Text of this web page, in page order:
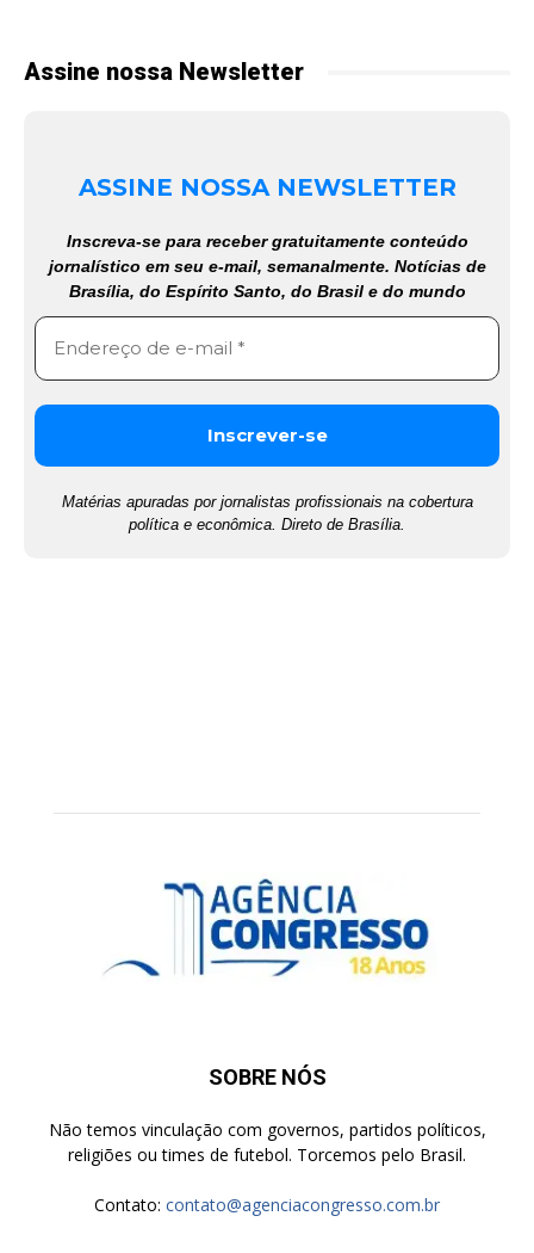
Assine nossa Newsletter
ASSINE NOSSA NEWSLETTER
Inscreva-se para receber gratuitamente conteúdo
jornalístico em seu e-mail, semanalmente. Notícias de
Brasília, do Espírito Santo, do Brasil e do mundo
Matérias apuradas por jornalistas profissionais na cobertura
política e econômica. Direto de Brasília.
SOBRE NÓS
Não temos vinculação com governos, partidos políticos,
religiões ou times de futebol. Torcemos pelo Brasil.
Contato: contato@agenciacongresso.com.br